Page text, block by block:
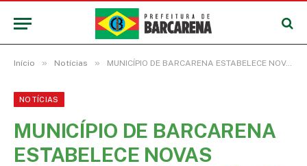
Início » Notícias » MUNICÍPIO DE BARCARENA ESTABELECE NOVAS REGRAS PARA DEDUÇÃO DE MATERIAIS NO ISS DA CONSTRUÇÃO CIVIL
NOTÍCIAS
MUNICÍPIO DE BARCARENA
ESTABELECE NOVAS